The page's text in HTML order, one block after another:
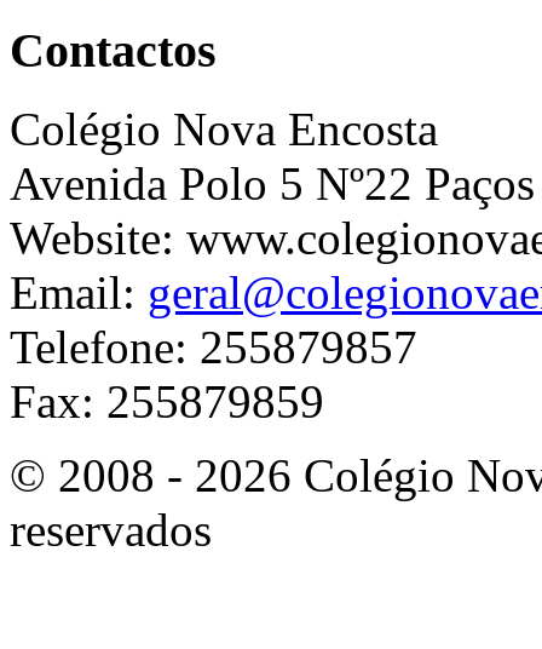
Contactos
Colégio Nova Encosta
Avenida Polo 5 Nº22
Website:
Email:
Telefone: 255879857
Fax: 255879859
© 2008 - 2026 Colégio
reservados